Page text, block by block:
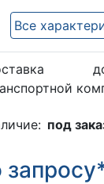
Все
под